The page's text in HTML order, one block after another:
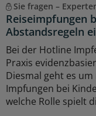
Sie fragen –
Reiseimpfungen
Abstandsregeln
Bei der Hotline
Praxis
Diesmal geht es
Impfungen bei
welche Rolle spielt